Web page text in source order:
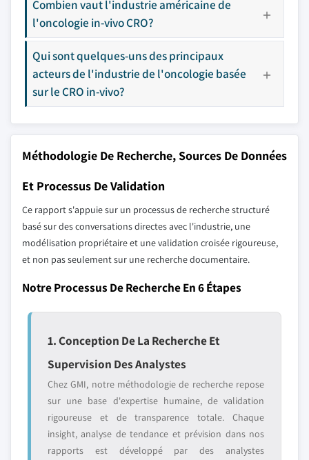
Combien vaut l'industrie américaine de
l'oncologie in-vivo CRO?
Qui sont quelques-uns des principaux
acteurs de l'industrie de l'oncologie basée
sur le CRO in-vivo?
Méthodologie De Recherche, Sources De Données
Et Processus De Validation
Ce rapport s'appuie sur un processus de recherche structuré
basé sur des conversations directes avec l'industrie, une
modélisation propriétaire et une validation croisée rigoureuse,
et non pas seulement sur une recherche documentaire.
Notre Processus De Recherche En 6 Étapes
1. Conception De La Recherche Et
Supervision Des Analystes
Chez GMI, notre méthodologie de recherche repose
sur une base d'expertise humaine, de validation
rigoureuse et de transparence totale. Chaque
insight, analyse de tendance et prévision dans nos
rapports est développé par des analystes